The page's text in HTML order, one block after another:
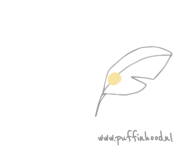
www.puffinhood.nl